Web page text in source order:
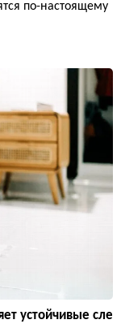
по-настоящему
устойчивые сле